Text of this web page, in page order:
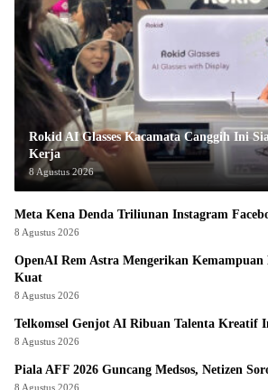
Rokid AI Glasses Kacamata Canggih Ini
Kerja
8 Agustus 2026
Meta Kena Denda Triliunan Instagram
8 Agustus 2026
OpenAI Rem Astra Mengerikan Kemampuan
Kuat
8 Agustus 2026
Telkomsel Genjot AI Ribuan Talenta Kreatif
8 Agustus 2026
Piala AFF 2026 Guncang Medsos, Netizen
8 Agustus 2026